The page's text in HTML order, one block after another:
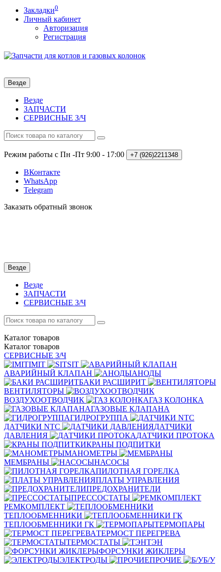
Закладки0
Личный кабинет
Авторизация
Регистрация
Везде
Везде
ЗАПЧАСТИ
СЕРВИСНЫЕ З/Ч
Режим работы с Пн -Пт 9:00 - 17:00 +7 (926)2211348
ВКонтакте
WhatsApp
Telegram
Заказать обратный звонок
Везде
Везде
ЗАПЧАСТИ
СЕРВИСНЫЕ З/Ч
Каталог товаров
Каталог товаров
СЕРВИСНЫЕ З/Ч
IMIT
SIT
АВАРИЙНЫЙ КЛАПАН
АНОДЫ
БАКИ РАСШИРИТ
ВЕНТИЛЯТОРЫ
ВОЗДУХООТВОДЧИК
ГАЗ КОЛОНКА
ГАЗОВЫЕ КЛАПАНА
ГИДРОГРУППА
ДАТЧИКИ NTC
ДАТЧИКИ
ДАВЛЕНИЯ
ДАТЧИКИ ПРОТОКА
КРАНЫ ПОДПИТКИ
МАНОМЕТРЫ
МЕМБРАНЫ
НАСОСЫ
ПИЛОТНАЯ ГОРЕЛКА
ПЛАТЫ УПРАВЛЕНИЯ
ПРЕДОХРАНИТЕЛИ
ПРЕССОСТАТЫ
РЕМКОМПЛЕКТ
ТЕПЛООБМЕННИКИ
ТЕПЛООБМЕННИКИ ГК
ТЕРМОПАРЫ
ТЕРМОСТ ПЕРЕГРЕВА
ТЕРМОСТАТЫ
ТЭН
ФОРСУНКИ ЖИКЛЕРЫ
ЭЛЕКТРОДЫ
ПРОЧИЕ
Б/У